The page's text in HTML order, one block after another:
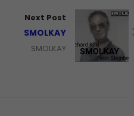
Next Post
SMOLKAY
SMOLKAY